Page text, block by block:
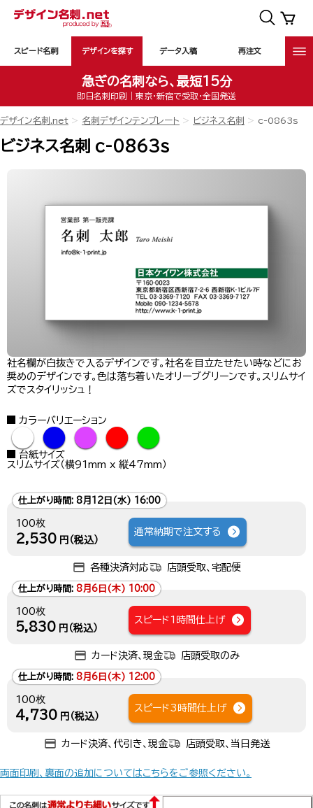
スピード名刺 デザインを探す データ入稿 再注文
急ぎの名刺なら、最短15分
即日名刺印刷｜東京・新宿で受取・全国発送
デザイン名刺.net 名刺デザインテンプレート ビジネス名刺 c-0863s
ビジネス名刺 c-0863s
社名欄が白抜きで入るデザインです。社名を目立たせたい時などにお
奨めのデザインです。色は落ち着いたオリーブグリーンです。スリムサイ
ズでスタイリッシュ！
カラーバリエーション
● ● ● ● ●
台紙サイズ
スリムサイズ（横91mm x 縦47mm）
仕上がり時間: 8月12日(水) 16:00
100枚
2,530 円（税込）
通常納期で注文する
各種決済対応 店頭受取、宅配便
仕上がり時間: 8月6日(木) 10:00
100枚
5,830 円（税込）
スピード1時間仕上げ
カード決済、現金 店頭受取のみ
仕上がり時間: 8月6日(木) 12:00
100枚
4,730 円（税込）
スピード3時間仕上げ
カード決済、代引き、現金 店頭受取、当日発送
両面印刷、裏面の追加についてはこちらをご参照ください。